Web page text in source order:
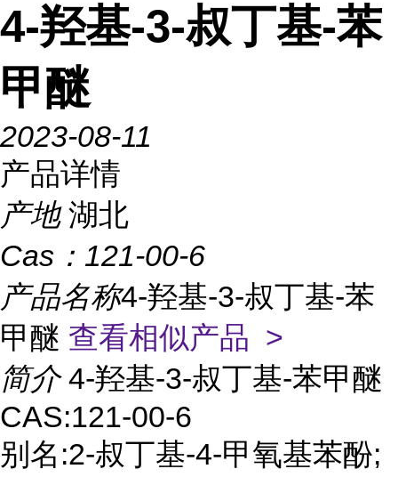
4-羟基-3-叔丁基-苯
甲醚
2023-08-11
产品详情
产地 湖北
Cas： 121-00-6
产品名称4-羟基-3-叔丁基-苯
甲醚 查看相似产品 >
简介 4-羟基-3-叔丁基-苯甲醚
CAS:121-00-6
别名:2-叔丁基-4-甲氧基苯酚;